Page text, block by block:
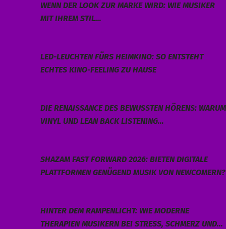
WENN DER LOOK ZUR MARKE WIRD: WIE MUSIKER
MIT IHREM STIL…
LED-LEUCHTEN FÜRS HEIMKINO: SO ENTSTEHT
ECHTES KINO-FEELING ZU HAUSE
DIE RENAISSANCE DES BEWUSSTEN HÖRENS: WARUM
VINYL UND LEAN BACK LISTENING…
SHAZAM FAST FORWARD 2026: BIETEN DIGITALE
PLATTFORMEN GENÜGEND MUSIK VON NEWCOMERN?
HINTER DEM RAMPENLICHT: WIE MODERNE
THERAPIEN MUSIKERN BEI STRESS, SCHMERZ UND…